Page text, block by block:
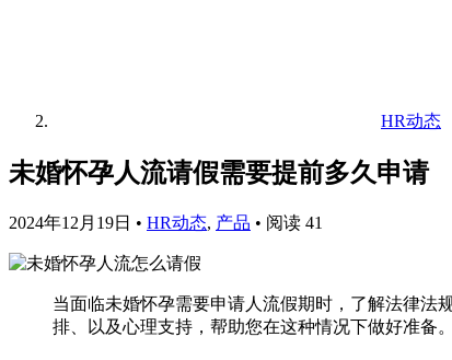
HR动态
未婚怀孕人流请假需要提前多久申请
2024年12月19日 • HR动态, 产品 • 阅读 41
当面临未婚怀孕需要申请人流假期时，了解法律法
排、以及心理支持，帮助您在这种情况下做好准备